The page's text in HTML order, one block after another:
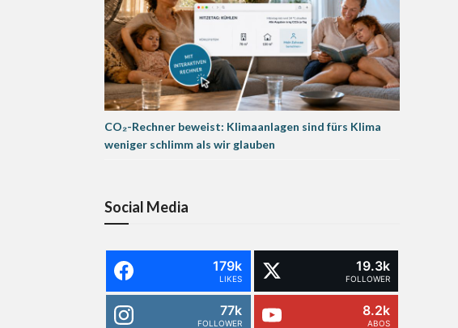
CO₂-Rechner beweist: Klimaanlagen sind fürs Klima
weniger schlimm als wir glauben
Social Media
179k
LIKES
19.3k
FOLLOWER
77k
FOLLOWER
8.2k
ABOS